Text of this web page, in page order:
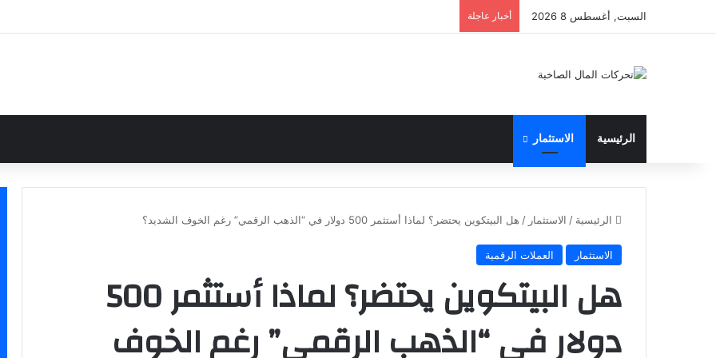
السبت, أغسطس 8 2026 أخبار عاجلة
الرئيسية الاستثمار
الرئيسية / الاستثمار / هل البيتكوين يحتضر؟ لماذا أستثمر 500 دولار في “الذهب الرقمي” رغم الخوف الشديد؟
الاستثمار العملات الرقمية
هل البيتكوين يحتضر؟ لماذا أستثمر 500
دولار في “الذهب الرقمي” رغم الخوف